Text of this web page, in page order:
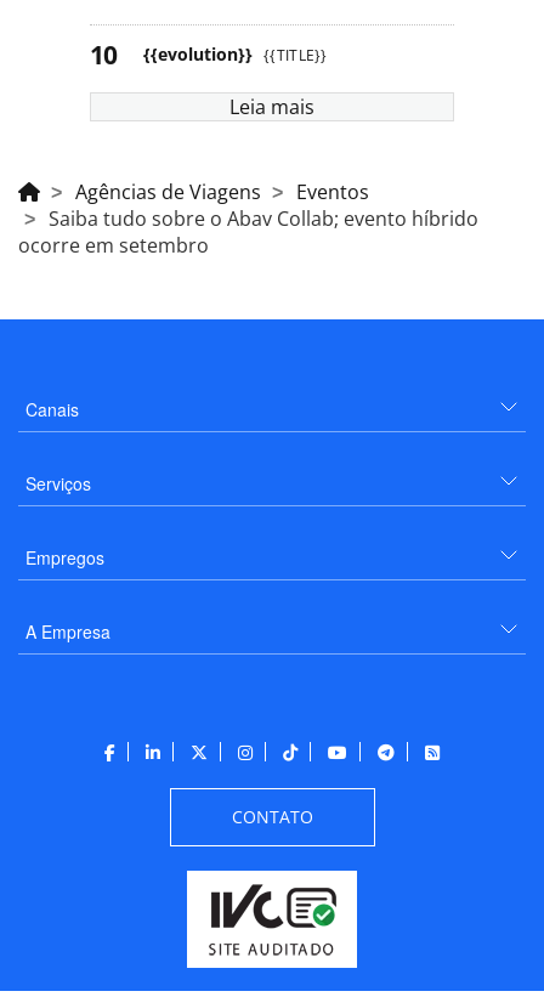
{{evolution}} {{TITLE}}
Leia mais
Agências de Viagens
Eventos
Saiba tudo sobre o Abav Collab; evento híbrido
ocorre em setembro
Canais
Serviços
Empregos
A Empresa
CONTATO